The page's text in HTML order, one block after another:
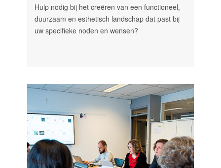
Hulp nodig bij het creëren van een functioneel,
duurzaam en esthetisch landschap dat past bij
uw specifieke noden en wensen?